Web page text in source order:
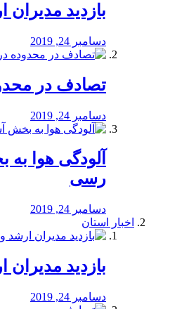
بازدید
دسامبر 24, 2019
تصادف در
دسامبر 24, 2019
آلودگی هوا
رسی
دسامبر 24, 2019
اخبار استان
بازدید
دسامبر 24, 2019